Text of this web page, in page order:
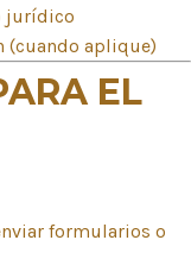
jurídico
(cuando aplique)
EL
formularios o